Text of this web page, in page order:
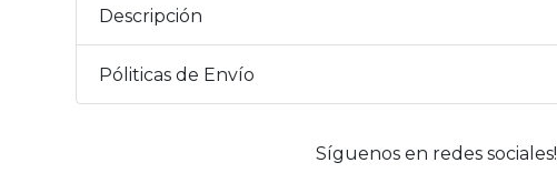
Descripción
Póliticas de Envío
Síguenos en redes sociales!